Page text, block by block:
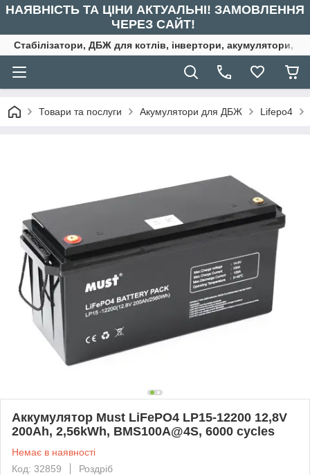
НАЯВНІСТЬ ТА ЦІНИ АКТУАЛЬНІ! ЗАМОВЛЕННЯ
ЧЕРЕЗ САЙТ!
Стабілізатори, ДБЖ для котлів, інвертори, акумулятори,
Товари та послуги Акумулятори для ДБЖ Lifepo4
Аккумулятор Must LiFePO4 LP15-12200 12,8V
200Ah, 2,56kWh, BMS100A@4S, 6000 cycles
Немає в наявності
Код: 32859
Роздріб